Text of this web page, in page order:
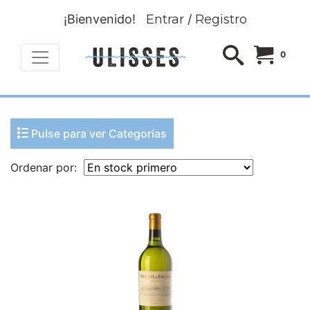
¡Bienvenido! Entrar/ Registro
0
Pulse para ver Categorías
Ordenar por: